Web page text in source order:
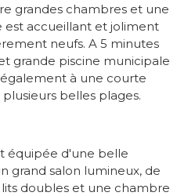
grandes chambres et une
est accueillant et joliment
neufs. A 5 minutes
grande piscine municipale
à une courte
belles plages.
équipée d'une belle
grand salon lumineux, de
doubles et une chambre